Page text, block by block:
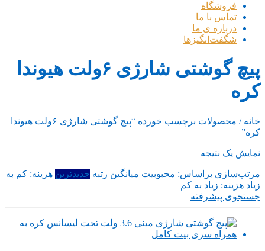
فروشگاه
تماس با ما
درباره ی ما
شگفت‌انگیزها
پیچ گوشتی شارژی ۶ولت هیوندا
کره
خانه
/ محصولات برچسب خورده “پیچ گوشتی شارژی ۶ولت هیوندا
کره”
نمایش یک نتیجه
مرتب‌سازی براساس: محبوبیت میانگین رتبه جدیدترین هزینه: کم به
زیاد هزینه: زیاد به کم
جستجوی پیشرفته